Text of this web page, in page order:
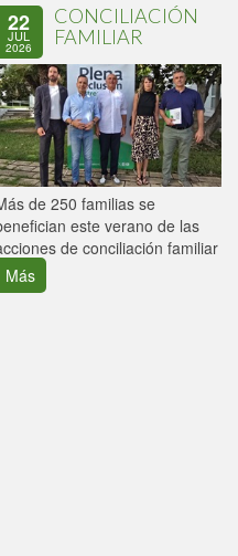
22
JUL
2026
CONCILIACIÓN
FAMILIAR
de 250 familias se
este verano de las
de conciliación familiar
Más